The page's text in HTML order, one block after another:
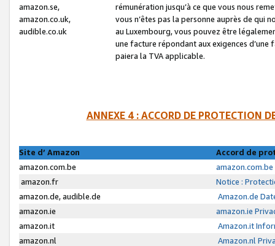
amazon.se,
amazon.co.uk,
audible.co.uk
rémunération jusqu’à ce que vous nous
vous n’êtes pas la personne auprès de qui
au Luxembourg, vous pouvez être
une facture répondant aux exigences
paiera la TVA applicable.
ANNEXE 4 : ACCORD DE PROTECTION
Site d’ Amazon
Accord de
amazon.com.be
amazon.fr
Notice :
amazon.de, audible.de
Amazon.de
amazon.ie
amazon.ie
amazon.it
Amazon.it
amazon.nl
Amazon.nl